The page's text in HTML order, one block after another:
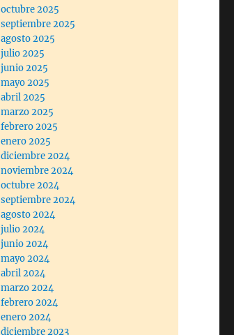
octubre 2025
septiembre 2025
agosto 2025
julio 2025
junio 2025
mayo 2025
abril 2025
marzo 2025
febrero 2025
enero 2025
diciembre 2024
noviembre 2024
octubre 2024
septiembre 2024
agosto 2024
julio 2024
junio 2024
mayo 2024
abril 2024
marzo 2024
febrero 2024
enero 2024
diciembre 2023